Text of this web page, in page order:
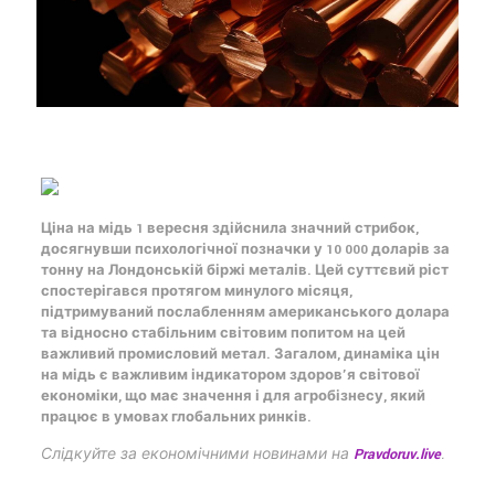
Ціна на мідь 1 вересня здійснила значний стрибок,
досягнувши психологічної позначки у 10 000 доларів за
тонну на Лондонській біржі металів. Цей суттєвий ріст
спостерігався протягом минулого місяця,
підтримуваний послабленням американського долара
та відносно стабільним світовим попитом на цей
важливий промисловий метал. Загалом, динаміка цін
на мідь є важливим індикатором здоров’я світової
економіки, що має значення і для агробізнесу, який
працює в умовах глобальних ринків.
Слідкуйте за економічними новинами на Pravdoruv.live.